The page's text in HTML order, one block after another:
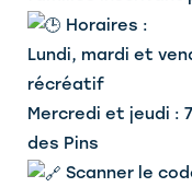
Horaires :
Lundi, mardi et
récréatif
Mercredi et jeudi :
des Pins
Scanner le